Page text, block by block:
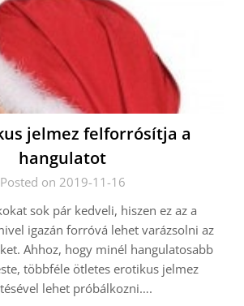
jelmez felforrósítja a
hangulatot
Posted on 2019-11-16
sok pár kedveli, hiszen ez az a
igazán forróvá lehet varázsolni az
Ahhoz, hogy minél hangulatosabb
többféle ötletes erotikus jelmez
lehet próbálkozni….